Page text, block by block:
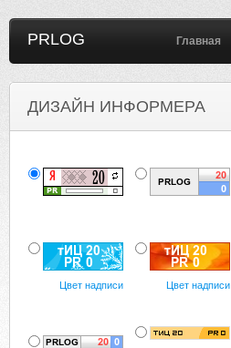
PRLOG Главная
ДИЗАЙН ИНФОРМЕРА
Цвет надписи Цвет надписи